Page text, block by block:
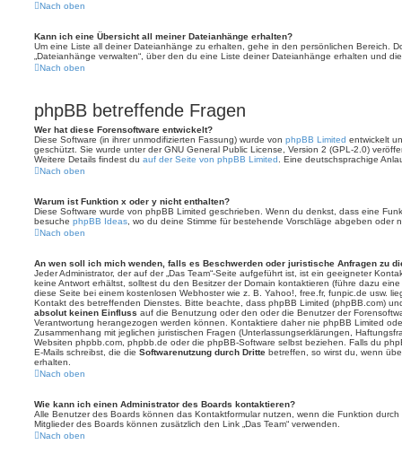
Nach oben
Kann ich eine Übersicht all meiner Dateianhänge erhalten?
Um eine Liste all deiner Dateianhänge zu erhalten, gehe in den persönlichen Bereich.
„Dateianhänge verwalten“, über den du eine Liste deiner Dateianhänge erhalten und
Nach oben
phpBB betreffende Fragen
Wer hat diese Forensoftware entwickelt?
Diese Software (in ihrer unmodifizierten Fassung) wurde von phpBB Limited entwickelt
geschützt. Sie wurde unter der GNU General Public License, Version 2 (GPL-2.0)
Weitere Details findest du auf der Seite von phpBB Limited . Eine deutschsprachige
Nach oben
Warum ist Funktion x oder y nicht enthalten?
Diese Software wurde von phpBB Limited geschrieben. Wenn du denkst, dass eine
besuche phpBB Ideas , wo du deine Stimme für bestehende Vorschläge abgeben oder
Nach oben
An wen soll ich mich wenden, falls es Beschwerden oder juristische Anfragen zu
Jeder Administrator, der auf der „Das Team“-Seite aufgeführt ist, ist ein geeigneter
keine Antwort erhältst, solltest du den Besitzer der Domain kontaktieren (führe dazu eine
diese Seite bei einem kostenlosen Webhoster wie z. B. Yahoo!, free.fr, funpic.de usw.
Kontakt des betreffenden Dienstes. Bitte beachte, dass phpBB Limited (phpBB.com)
absolut keinen Einfluss auf die Benutzung oder den oder die Benutzer der
Verantwortung herangezogen werden können. Kontaktiere daher nie phpBB Limited
Zusammenhang mit jeglichen juristischen Fragen (Unterlassungserklärungen,
Websiten phpbb.com, phpbb.de oder die phpBB-Software selbst beziehen. Falls du
E-Mails schreibst, die die Softwarenutzung durch Dritte betreffen, so wirst du, wenn
erhalten.
Nach oben
Wie kann ich einen Administrator des Boards kontaktieren?
Alle Benutzer des Boards können das Kontaktformular nutzen, wenn die Funktion
Mitglieder des Boards können zusätzlich den Link „Das Team“ verwenden.
Nach oben